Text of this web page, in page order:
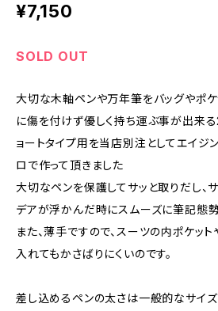
¥7,150
SOLD OUT
大切な木軸ペンや万年筆をバッグやポ
に傷を付けず優しく持ち運ぶ事が出来
ョートタイプ用を当店別注としてエイジ
ロで作って頂きました
大切なペンを保護してサッと取りだし、
デアが浮かんだ時にスムーズに筆記態勢
また、薄手ですので、スーツの内ポケッ
入れてもかさばりにくいのです。
差し込めるペンの太さは一般的なサイ